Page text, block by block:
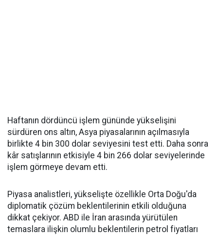
Haftanın dördüncü işlem gününde yükselişini
sürdüren ons altın, Asya piyasalarının açılmasıyla
birlikte 4 bin 300 dolar seviyesini test etti. Daha sonra
kâr satışlarının etkisiyle 4 bin 266 dolar seviyelerinde
işlem görmeye devam etti.
Piyasa analistleri, yükselişte özellikle Orta Doğu'da
diplomatik çözüm beklentilerinin etkili olduğuna
dikkat çekiyor. ABD ile İran arasında yürütülen
temaslara ilişkin olumlu beklentilerin petrol fiyatları